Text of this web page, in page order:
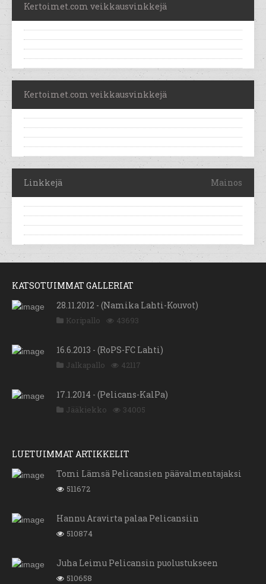
Kertoimet.com veikkausvinkkejä
Kertoimet.com veikkausvinkkejä
Linkkejä Mainos
KATSOTUIMMAT GALLERIAT
28.11.2012 - (Namika Lahti-Kouvot)
Koripallo 43693
16.6.2013 - (RoPS-FC Lahti)
Jalkapallo 42117
17.1.2014 - (Pelicans-KalPa)
Jääkiekko 34005
LUETUIMMAT ARTIKKELIT
Tomi Lämsä Pelicansien päävalmentajaksi
511672
Hannu Aravirta palaa Pelicansiin
510874
Juha Leimu Pelicansin puolustukseen
510658